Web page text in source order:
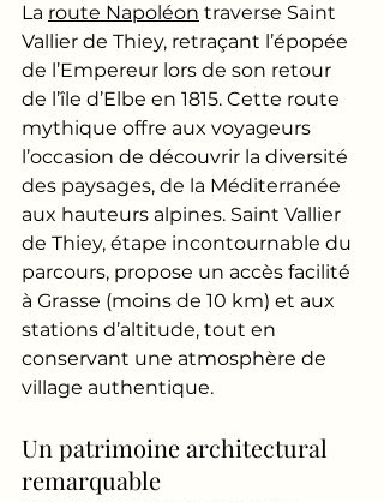
La route Napoléon traverse Saint
Vallier de Thiey, retraçant l’épopée
de l’Empereur lors de son retour
de l’île d’Elbe en 1815. Cette route
mythique offre aux voyageurs
l’occasion de découvrir la diversité
des paysages, de la Méditerranée
aux hauteurs alpines. Saint Vallier
de Thiey, étape incontournable du
parcours, propose un accès facilité
à Grasse (moins de 10 km) et aux
stations d’altitude, tout en
conservant une atmosphère de
village authentique.
Un patrimoine architectural
remarquable